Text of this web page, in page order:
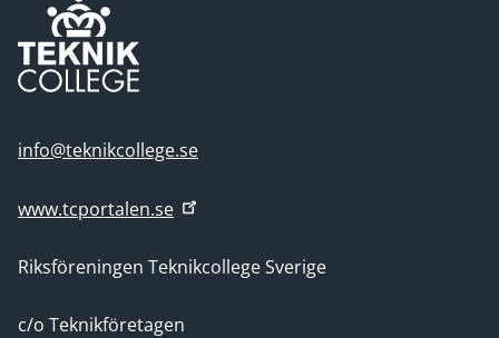
info@teknikcollege.se
www.tcportalen.se
Riksföreningen Teknikcollege Sverige
c/o Teknikföretagen